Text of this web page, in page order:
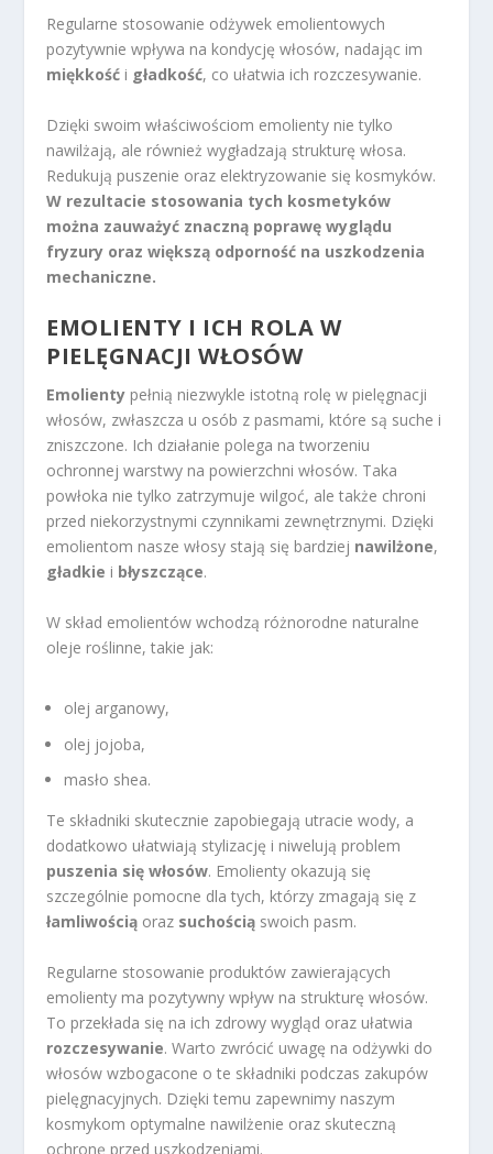
Regularne stosowanie odżywek emolientowych
pozytywnie wpływa na kondycję włosów, nadając im
miękkość i gładkość, co ułatwia ich rozczesywanie.
Dzięki swoim właściwościom emolienty nie tylko
nawilżają, ale również wygładzają strukturę włosa.
Redukują puszenie oraz elektryzowanie się kosmyków.
W rezultacie stosowania tych kosmetyków
można zauważyć znaczną poprawę wyglądu
fryzury oraz większą odporność na uszkodzenia
mechaniczne.
EMOLIENTY I ICH ROLA W
PIELĘGNACJI WŁOSÓW
Emolienty pełnią niezwykle istotną rolę w pielęgnacji
włosów, zwłaszcza u osób z pasmami, które są suche i
zniszczone. Ich działanie polega na tworzeniu
ochronnej warstwy na powierzchni włosów. Taka
powłoka nie tylko zatrzymuje wilgoć, ale także chroni
przed niekorzystnymi czynnikami zewnętrznymi. Dzięki
emolientom nasze włosy stają się bardziej nawilżone,
gładkie i błyszczące.
W skład emolientów wchodzą różnorodne naturalne
oleje roślinne, takie jak:
olej arganowy,
olej jojoba,
masło shea.
Te składniki skutecznie zapobiegają utracie wody, a
dodatkowo ułatwiają stylizację i niwelują problem
puszenia się włosów. Emolienty okazują się
szczególnie pomocne dla tych, którzy zmagają się z
łamliwością oraz suchością swoich pasm.
Regularne stosowanie produktów zawierających
emolienty ma pozytywny wpływ na strukturę włosów.
To przekłada się na ich zdrowy wygląd oraz ułatwia
rozczesywanie. Warto zwrócić uwagę na odżywki do
włosów wzbogacone o te składniki podczas zakupów
pielęgnacyjnych. Dzięki temu zapewnimy naszym
kosmykom optymalne nawilżenie oraz skuteczną
ochronę przed uszkodzeniami.